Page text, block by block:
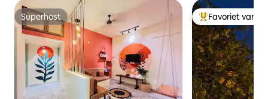
Superhost
Superhost Topfavoriet van
Favoriet van